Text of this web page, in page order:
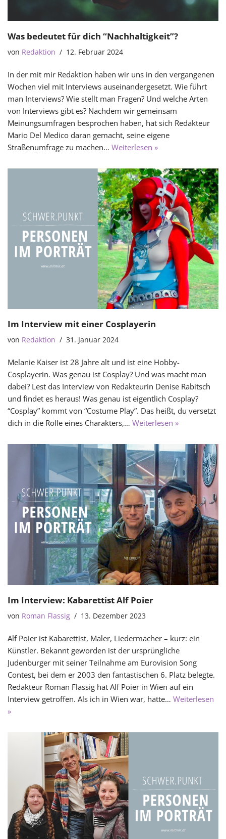
Was bedeutet für dich “Nachhaltigkeit”?
von Redaktion 12. Februar 2024
In der mit mir Redaktion haben wir uns in den vergangenen
Wochen viel mit Interviews auseinandergesetzt. Wie führt
man Interviews? Wie stellt man Fragen? Und welche Arten
von Interviews gibt es? Nachdem wir gemeinsam
Meinungsumfragen besprochen haben, hat sich Redakteur
Mario Del Medico daran gemacht, seine eigene
Straßenumfrage zu machen… Weiterlesen »
Im Interview mit einer Cosplayerin
von Redaktion 31. Januar 2024
Melanie Kaiser ist 28 Jahre alt und ist eine Hobby-
Cosplayerin. Was genau ist Cosplay? Und was macht man
dabei? Lest das Interview von Redakteurin Denise Rabitsch
und findet es heraus! Was genau ist eigentlich Cosplay?
“Cosplay” kommt von “Costume Play”. Das heißt, du versetzt
dich in die Rolle eines Charakters,… Weiterlesen »
Im Interview: Kabarettist Alf Poier
von Roman Flassig 13. Dezember 2023
Alf Poier ist Kabarettist, Maler, Liedermacher – kurz: ein
Künstler. Bekannt geworden ist der ursprüngliche
Judenburger mit seiner Teilnahme am Eurovision Song
Contest, bei dem er 2003 den fantastischen 6. Platz belegte.
Redakteur Roman Flassig hat Alf Poier in Wien auf ein
Interview getroffen. Als ich in Wien war, hatte… Weiterlesen
»